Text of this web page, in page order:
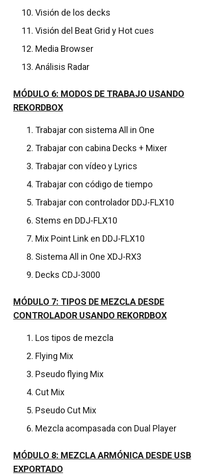
Visión de los decks
Visión del Beat Grid y Hot cues
Media Browser
Análisis Radar
MÓDULO 6: MODOS DE TRABAJO USANDO
REKORDBOX
Trabajar con sistema All in One
Trabajar con cabina Decks + Mixer
Trabajar con vídeo y Lyrics
Trabajar con código de tiempo
Trabajar con controlador DDJ-FLX10
Stems en DDJ-FLX10
Mix Point Link en DDJ-FLX10
Sistema All in One XDJ-RX3
Decks CDJ-3000
MÓDULO 7: TIPOS DE MEZCLA DESDE
CONTROLADOR USANDO REKORDBOX
Los tipos de mezcla
Flying Mix
Pseudo flying Mix
Cut Mix
Pseudo Cut Mix
Mezcla acompasada con Dual Player
MÓDULO 8: MEZCLA ARMÓNICA DESDE USB
EXPORTADO